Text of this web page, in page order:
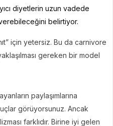
diyetlerin uzun vadede
belirtiyor.
için yetersiz. Bu da carnivore
gereken bir model
paylaşımlarına
görüyorsunuz. Ancak
farklıdır. Birine iyi gelen